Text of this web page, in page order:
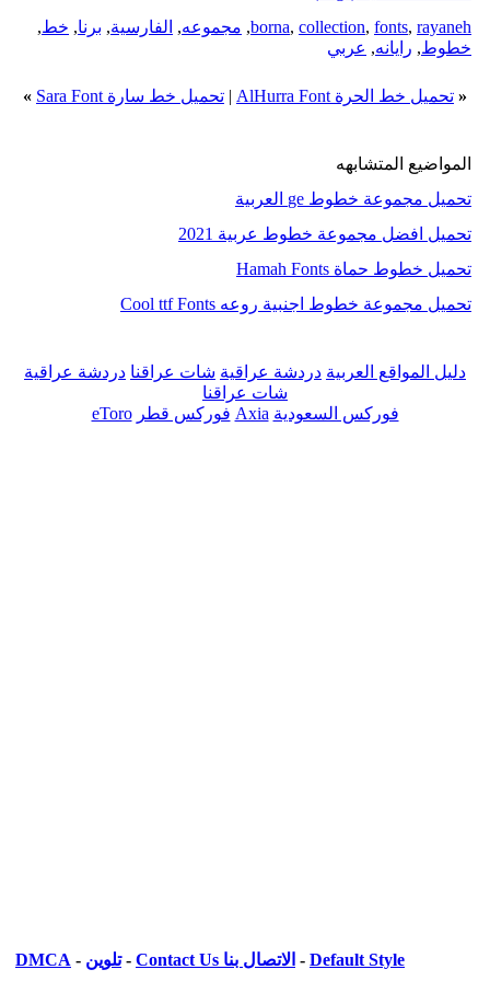
borna, collection, fonts, rayaneh
, مجموعه, الفارسية, برنا, خط,
خطوط, رايانه, عربي
« تحميل خط الحرة AlHurra Font | تحميل خط سارة Sara Font »
المواضيع المتشابهه
تحميل مجموعة خطوط ge العربية
تحميل افضل مجموعة خطوط عربية 2021
تحميل خطوط حماة Hamah Fonts
تحميل مجموعة خطوط اجنبية روعه Cool ttf Fonts
دليل المواقع العربية دردشة عراقية شات عراقنا دردشة عراقية
شات عراقنا
فوركس السعودية Axia فوركس قطر eToro
Default Style
- الاتصال بنا Contact Us -تلوين -
DMCA